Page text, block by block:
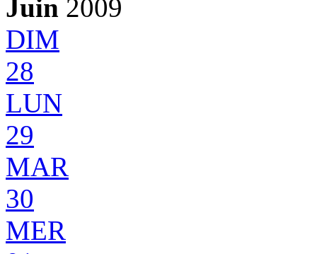
Juin 2009
DIM
28
LUN
29
MAR
30
MER